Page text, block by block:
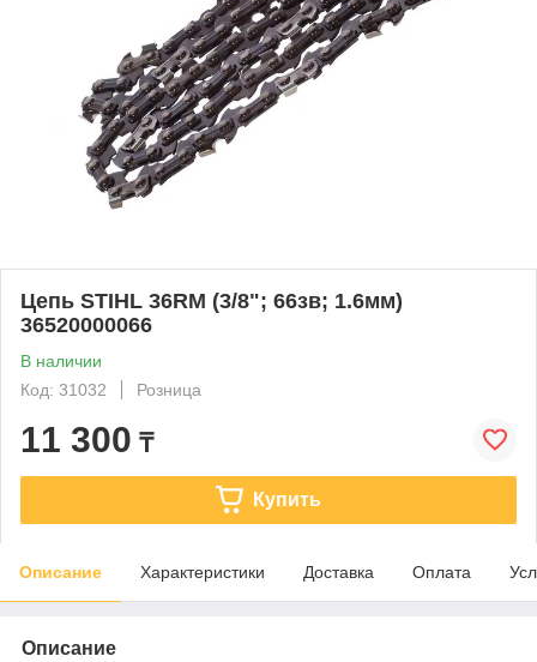
Цепь STIHL 36RM (3/8"; 66зв; 1.6мм)
36520000066
В наличии
Код: 31032
Розница
11 300 ₸
Купить
Описание Характеристики Доставка Оплата
Описание